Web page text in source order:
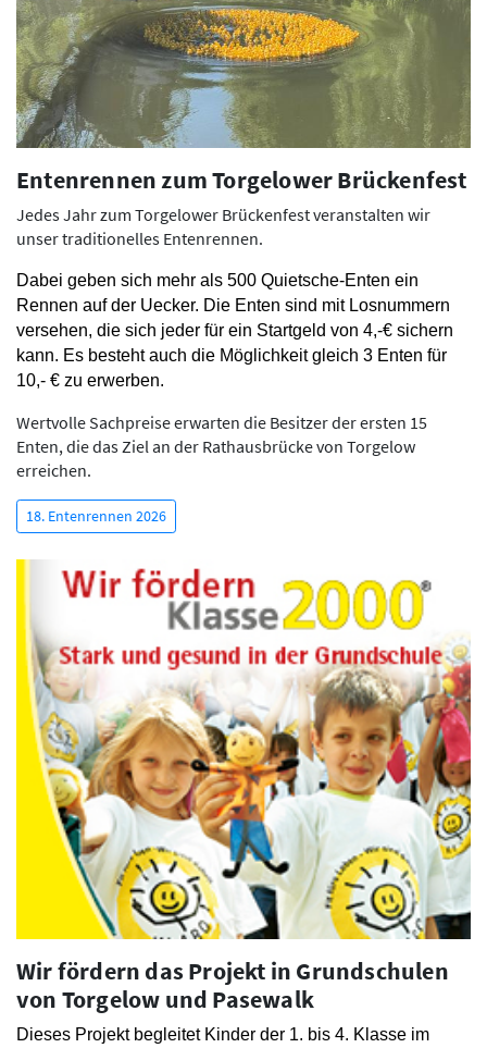
Entenrennen zum Torgelower Brückenfest
Jedes Jahr zum Torgelower Brückenfest veranstalten wir
unser traditionelles Entenrennen.
Dabei geben sich mehr als 500 Quietsche-Enten ein
Rennen auf der Uecker. Die Enten sind mit Losnummern
versehen, die sich jeder für ein Startgeld von 4,-€ sichern
kann. Es besteht auch die Möglichkeit gleich 3 Enten für
10,- € zu erwerben.
Wertvolle Sachpreise erwarten die Besitzer der ersten 15
Enten, die das Ziel an der Rathausbrücke von Torgelow
erreichen.
18. Entenrennen 2026
Wir fördern das Projekt in Grundschulen
von Torgelow und Pasewalk
Dieses Projekt begleitet Kinder der 1. bis 4. Klasse im